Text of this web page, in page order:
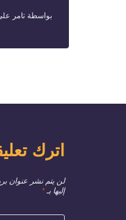
بواسطة تامر
اترك
لن يتم نشر عنوان
إليها بـ*